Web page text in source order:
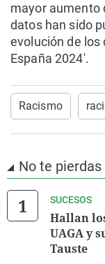
mayor aumento
datos han sido
evolución de los
España 2024'.
Racismo
No te pierdas
SUCESOS
Hallan
UAGA y
Tauste